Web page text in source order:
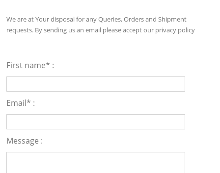
We are at Your disposal for any Queries, Orders and Shipment
requests. By sending us an email please accept our privacy policy
First name* :
Email* :
Message :